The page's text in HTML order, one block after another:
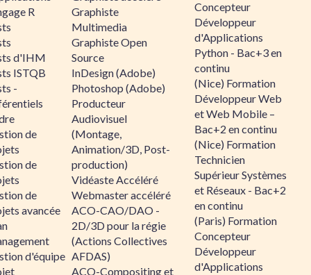
R
d'IHM
ISTQB
-
de
de
de
avancée
d'équipe
Graphiste
Multimedia
Graphiste Open
Source
InDesign (Adobe)
Photoshop (Adobe)
Producteur
Audiovisuel
(Montage,
Animation/3D, Post-
production)
Vidéaste Accéléré
Webmaster accéléré
ACO-CAO/DAO -
2D/3D pour la régie
(Actions Collectives
AFDAS)
ACO-Compositing et
Concepteur
Développeur
d'Applications
Python - Bac+3 en
continu
(Nice) Formation
Développeur Web
et Web Mobile –
Bac+2 en continu
(Nice) Formation
Technicien
Supérieur Systèmes
et Réseaux - Bac+2
en continu
(Paris) Formation
Concepteur
Développeur
d'Applications